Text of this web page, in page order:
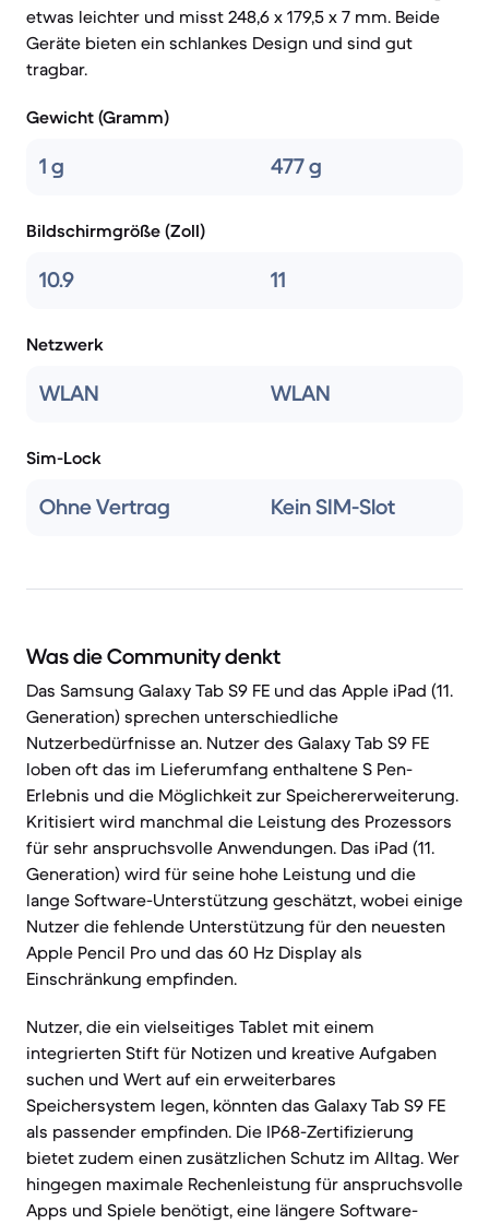
etwas leichter und misst 248,6 x 179,5 x 7 mm. Beide
Geräte bieten ein schlankes Design und sind gut
tragbar.
Gewicht (Gramm)
1 g 477 g
Bildschirmgröße (Zoll)
10.9 11
Netzwerk
WLAN WLAN
Sim-Lock
Ohne Vertrag Kein SIM-Slot
Was die Community denkt
Das Samsung Galaxy Tab S9 FE und das Apple iPad (11.
Generation) sprechen unterschiedliche
Nutzerbedürfnisse an. Nutzer des Galaxy Tab S9 FE
loben oft das im Lieferumfang enthaltene S Pen-
Erlebnis und die Möglichkeit zur Speichererweiterung.
Kritisiert wird manchmal die Leistung des Prozessors
für sehr anspruchsvolle Anwendungen. Das iPad (11.
Generation) wird für seine hohe Leistung und die
lange Software-Unterstützung geschätzt, wobei einige
Nutzer die fehlende Unterstützung für den neuesten
Apple Pencil Pro und das 60 Hz Display als
Einschränkung empfinden.
Nutzer, die ein vielseitiges Tablet mit einem
integrierten Stift für Notizen und kreative Aufgaben
suchen und Wert auf ein erweiterbares
Speichersystem legen, könnten das Galaxy Tab S9 FE
als passender empfinden. Die IP68-Zertifizierung
bietet zudem einen zusätzlichen Schutz im Alltag. Wer
hingegen maximale Rechenleistung für anspruchsvolle
Apps und Spiele benötigt, eine längere Software-